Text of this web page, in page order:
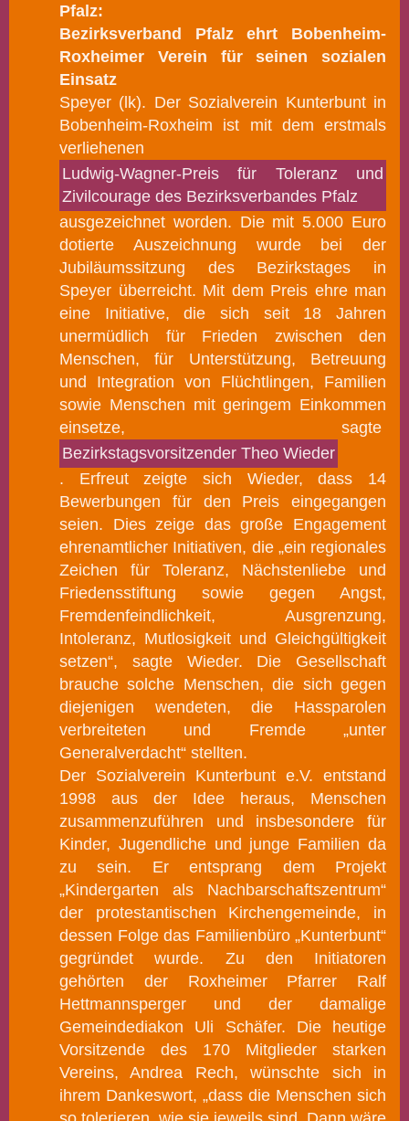
Pfalz:
Bezirksverband Pfalz ehrt Bobenheim-
Roxheimer Verein für seinen sozialen
Einsatz
Speyer (lk). Der Sozialverein Kunterbunt in
Bobenheim-Roxheim ist mit dem erstmals
verliehenen
Ludwig-Wagner-Preis für Toleranz und
Zivilcourage des Bezirksverbandes Pfalz
ausgezeichnet worden. Die mit 5.000 Euro
dotierte Auszeichnung wurde bei der
Jubiläumssitzung des Bezirkstages in
Speyer überreicht. Mit dem Preis ehre man
eine Initiative, die sich seit 18 Jahren
unermüdlich für Frieden zwischen den
Menschen, für Unterstützung, Betreuung
und Integration von Flüchtlingen, Familien
sowie Menschen mit geringem Einkommen
einsetze, sagte
Bezirkstagsvorsitzender Theo Wieder
. Erfreut zeigte sich Wieder, dass 14
Bewerbungen für den Preis eingegangen
seien. Dies zeige das große Engagement
ehrenamtlicher Initiativen, die „ein regionales
Zeichen für Toleranz, Nächstenliebe und
Friedensstiftung sowie gegen Angst,
Fremdenfeindlichkeit, Ausgrenzung,
Intoleranz, Mutlosigkeit und Gleichgültigkeit
setzen“, sagte Wieder. Die Gesellschaft
brauche solche Menschen, die sich gegen
diejenigen wendeten, die Hassparolen
verbreiteten und Fremde „unter
Generalverdacht“ stellten.
Der Sozialverein Kunterbunt e.V. entstand
1998 aus der Idee heraus, Menschen
zusammenzuführen und insbesondere für
Kinder, Jugendliche und junge Familien da
zu sein. Er entsprang dem Projekt
„Kindergarten als Nachbarschaftszentrum“
der protestantischen Kirchengemeinde, in
dessen Folge das Familienbüro „Kunterbunt“
gegründet wurde. Zu den Initiatoren
gehörten der Roxheimer Pfarrer Ralf
Hettmannsperger und der damalige
Gemeindediakon Uli Schäfer. Die heutige
Vorsitzende des 170 Mitglieder starken
Vereins, Andrea Rech, wünschte sich in
ihrem Dankeswort, „dass die Menschen sich